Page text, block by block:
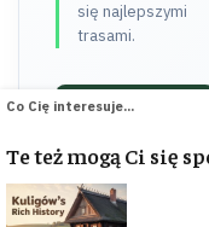
Co Cię interesuje...
Te też mogą Ci się
się najlepszymi
trasami.
POZNAJ NASZĄ